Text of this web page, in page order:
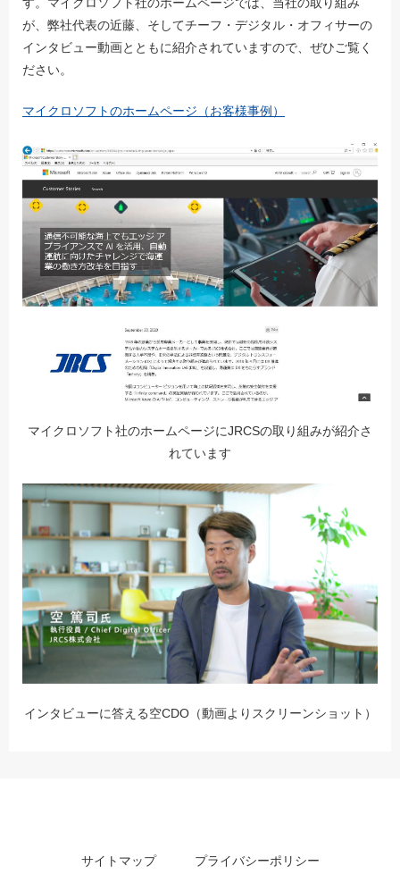
す。マイクロソフト社のホームページでは、当社の取り組み
が、弊社代表の近藤、そしてチーフ・デジタル・オフィサーの
インタビュー動画とともに紹介されていますので、ぜひご覧く
ださい。
マイクロソフトのホームページ（お客様事例）
マイクロソフト社のホームページにJRCSの取り組みが紹介さ
れています
インタビューに答える空CDO（動画よりスクリーンショット）
サイトマップ
プライバシーポリシー